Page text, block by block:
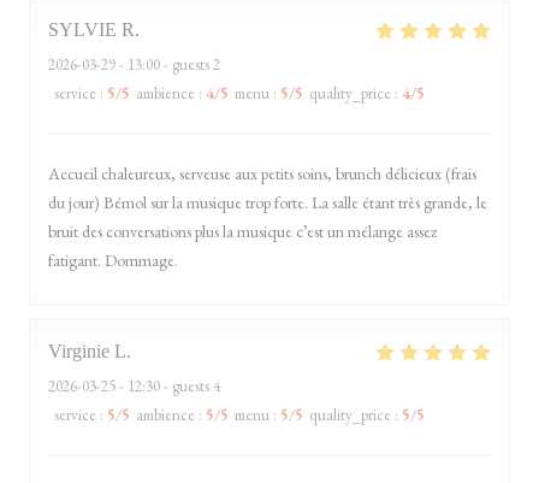
SYLVIE R
2026-03-29- 13:00 - guests 2
service : 5/5 ambience : 4/5 menu : 5/5 quality_price : 4/5
Accueil chaleureux, serveuse aux petits soins, brunch délicieux (frais
du jour) Bémol sur la musique trop forte. La salle étant très grande, le
bruit des conversations plus la musique c’est un mélange assez
fatigant. Dommage.
Virginie L
2026-03-25- 12:30 - guests 4
service : 5/5 ambience : 5/5 menu : 5/5 quality_price : 5/5